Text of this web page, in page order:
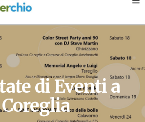
di Eventi a
Coreglia